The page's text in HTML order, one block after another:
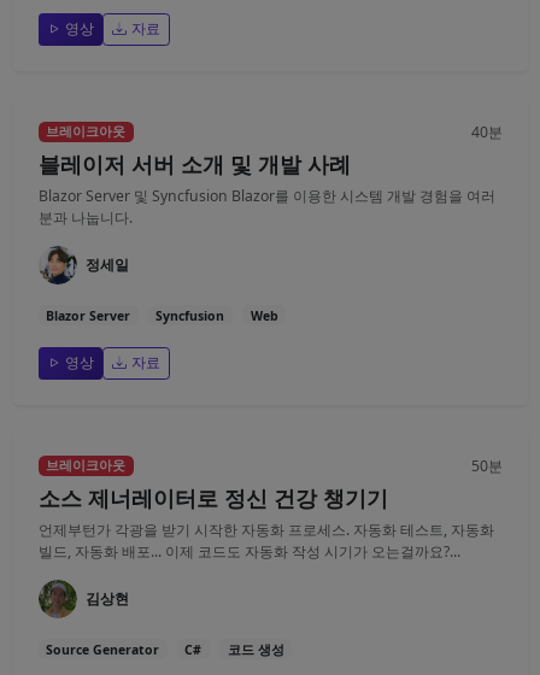
영상 자료
브레이크아웃 40분
블레이저 서버 소개 및 개발 사례
Blazor Server 및 Syncfusion Blazor를 이용한 시스템 개발 경험을 여러
분과 나눕니다.
정세일
Blazor Server Syncfusion Web
영상 자료
브레이크아웃 50분
소스 제너레이터로 정신 건강 챙기기
언제부턴가 각광을 받기 시작한 자동화 프로세스. 자동화 테스트, 자동화
빌드, 자동화 배포... 이제 코드도 자동화 작성 시기가 오는걸까요?...
김상현
Source Generator C# 코드 생성